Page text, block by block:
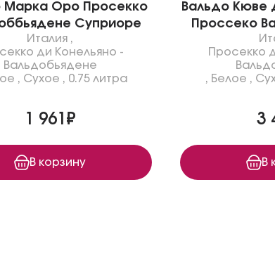
Марка Оро Просекко
Суприоре
Италия ,
ди Конельяно -
Вальдобьядене
, Сухое , 0.75 литра
1 961₽
В корзину
Вальдо Кюве
Проссеко
Просекко
, Белое ,
3
В